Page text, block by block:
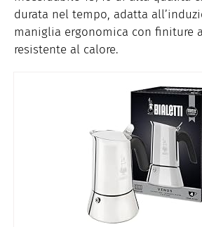
durata nel tempo, adatta
maniglia ergonomica con finiture
resistente al calore.